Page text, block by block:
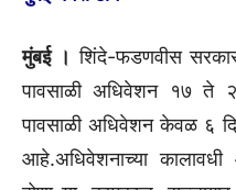
मुंबई । शिंदे-फडणवीस
पावसाळी अधिवेशन १७ ते
पावसाळी अधिवेशन केवळ ६
आहे.अधिवेशनाच्या कालावधी